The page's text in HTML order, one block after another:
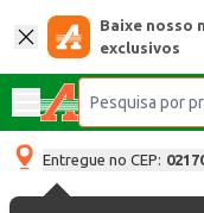
Baixe nosso
exclusivos
Entregue no CEP: